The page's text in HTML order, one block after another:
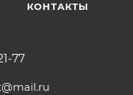
КОНТАКТЫ
77